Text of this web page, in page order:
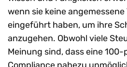
wenn sie keine angemessene
eingeführt haben, um ihre
anzugehen. Obwohl viele
Meinung sind, dass eine